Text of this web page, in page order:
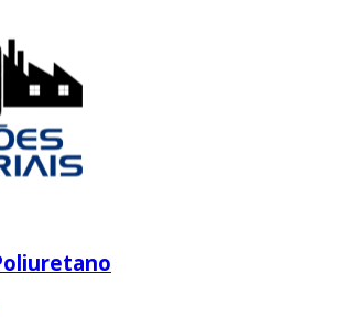
: após a aplicação, é
inspeção para assegurar a
: verifique
se há áreas